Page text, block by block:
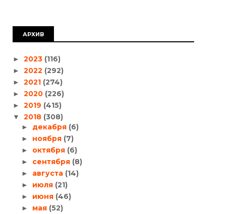
АРХИВ
► 2023 (116)
► 2022 (292)
► 2021 (274)
► 2020 (226)
► 2019 (415)
▼ 2018 (308)
► декабря (6)
► ноября (7)
► октября (6)
► сентября (8)
► августа (14)
► июля (21)
► июня (46)
► мая (52)